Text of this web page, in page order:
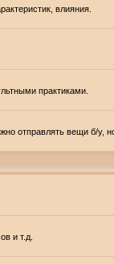
влияния.
практиками.
отправлять вещи б/у,
и т.д.